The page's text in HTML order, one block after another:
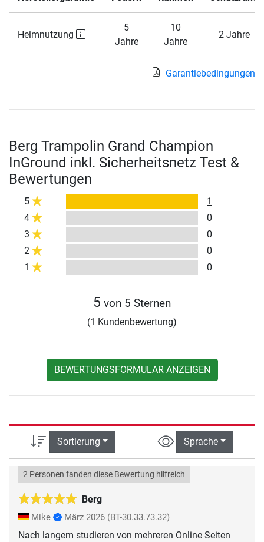
Heimnutzung
5
Jahre
10
Jahre
2 Jahre
Garantiebedingungen
Berg Trampolin Grand Champion
InGround inkl. Sicherheitsnetz Test &
Bewertungen
5
1
4
0
3
0
2
0
1
0
5 von 5 Sternen
(1 Kundenbewertung)
BEWERTUNGSFORMULAR ANZEIGEN
Sortierung Sprache
Berg
2 Personen fanden diese Bewertung hilfreich
Mike März 2026 (BT-30.33.73.32)
Nach langem studieren von mehreren Online Seiten